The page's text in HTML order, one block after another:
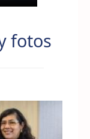
fotos